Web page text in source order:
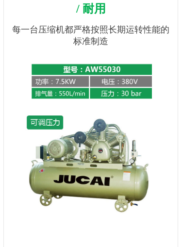
/ 耐用
每一台压缩机都严格按照长期运转性能的
标准制造